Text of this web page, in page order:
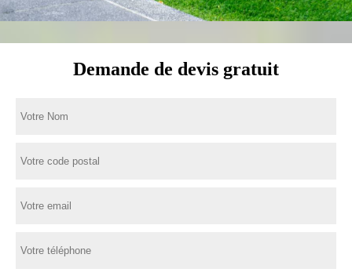
Demande de devis gratuit